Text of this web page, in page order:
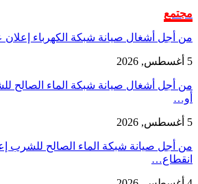
مجتمع
من أجل أشغال صيانة شبكة الكهرباء إعلان
5 أغسطس, 2026
من أجل أشغال صيانة شبكة الماء الصالح
أو…
5 أغسطس, 2026
من أجل صيانة شبكة الماء الصالح للشرب
انقطاع…